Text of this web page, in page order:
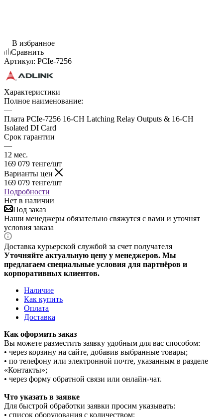
В избранное
Сравнить
Артикул: PCIe-7256
Характеристики
Полное наименование:
—
Плата PCIe-7256 16-CH Latching Relay Outputs & 16-CH
Isolated DI Card
Срок гарантии
—
12 мес.
169 079 тенге/шт
Варианты цен
169 079 тенге/шт
Подробности
Нет в наличии
Под заказ
Наши менеджеры обязательно свяжутся с вами и уточнят
условия заказа
Доставка курьерской службой за счет получателя
Уточняйте актуальную цену у менеджеров. Мы
предлагаем специальные условия для партнёров и
корпоративных клиентов.
Наличие
Как купить
Оплата
Доставка
Как оформить заказ
Вы можете разместить заявку удобным для вас способом:
• через корзину на сайте, добавив выбранные товары;
• по телефону или электронной почте, указанным в разделе
«Контакты»;
• через форму обратной связи или онлайн-чат.
Что указать в заявке
Для быстрой обработки заявки просим указывать:
• список оборудования с количеством;